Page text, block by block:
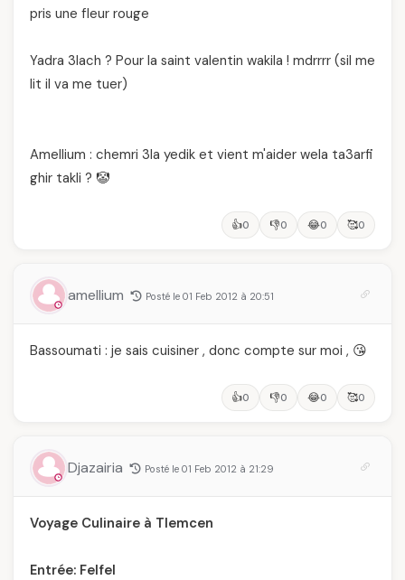
pris une fleur rouge
Yadra 3lach ? Pour la saint valentin wakila ! mdrrrr (sil me
lit il va me tuer)
Amellium : chemri 3la yedik et vient m'aider wela ta3arfi
ghir takli ? 🤡
👍0 👎0 😂0 🥰0
amellium Posté le 01 Feb 2012 à 20:51
Bassoumati : je sais cuisiner , donc compte sur moi , 😘
👍0 👎0 😂0 🥰0
Djazairia Posté le 01 Feb 2012 à 21:29
Voyage Culinaire à Tlemcen
Entrée: Felfel